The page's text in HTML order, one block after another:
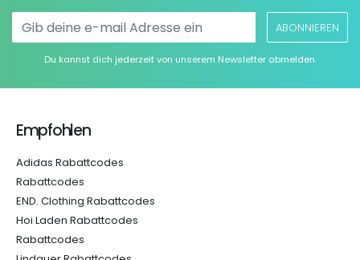
ABONNIEREN
Du kannst dich jederzeit von unserem Newsletter abmelden.
Empfohlen
Adidas Rabattcodes
Rabattcodes
END. Clothing Rabattcodes
Hoi Laden Rabattcodes
Rabattcodes